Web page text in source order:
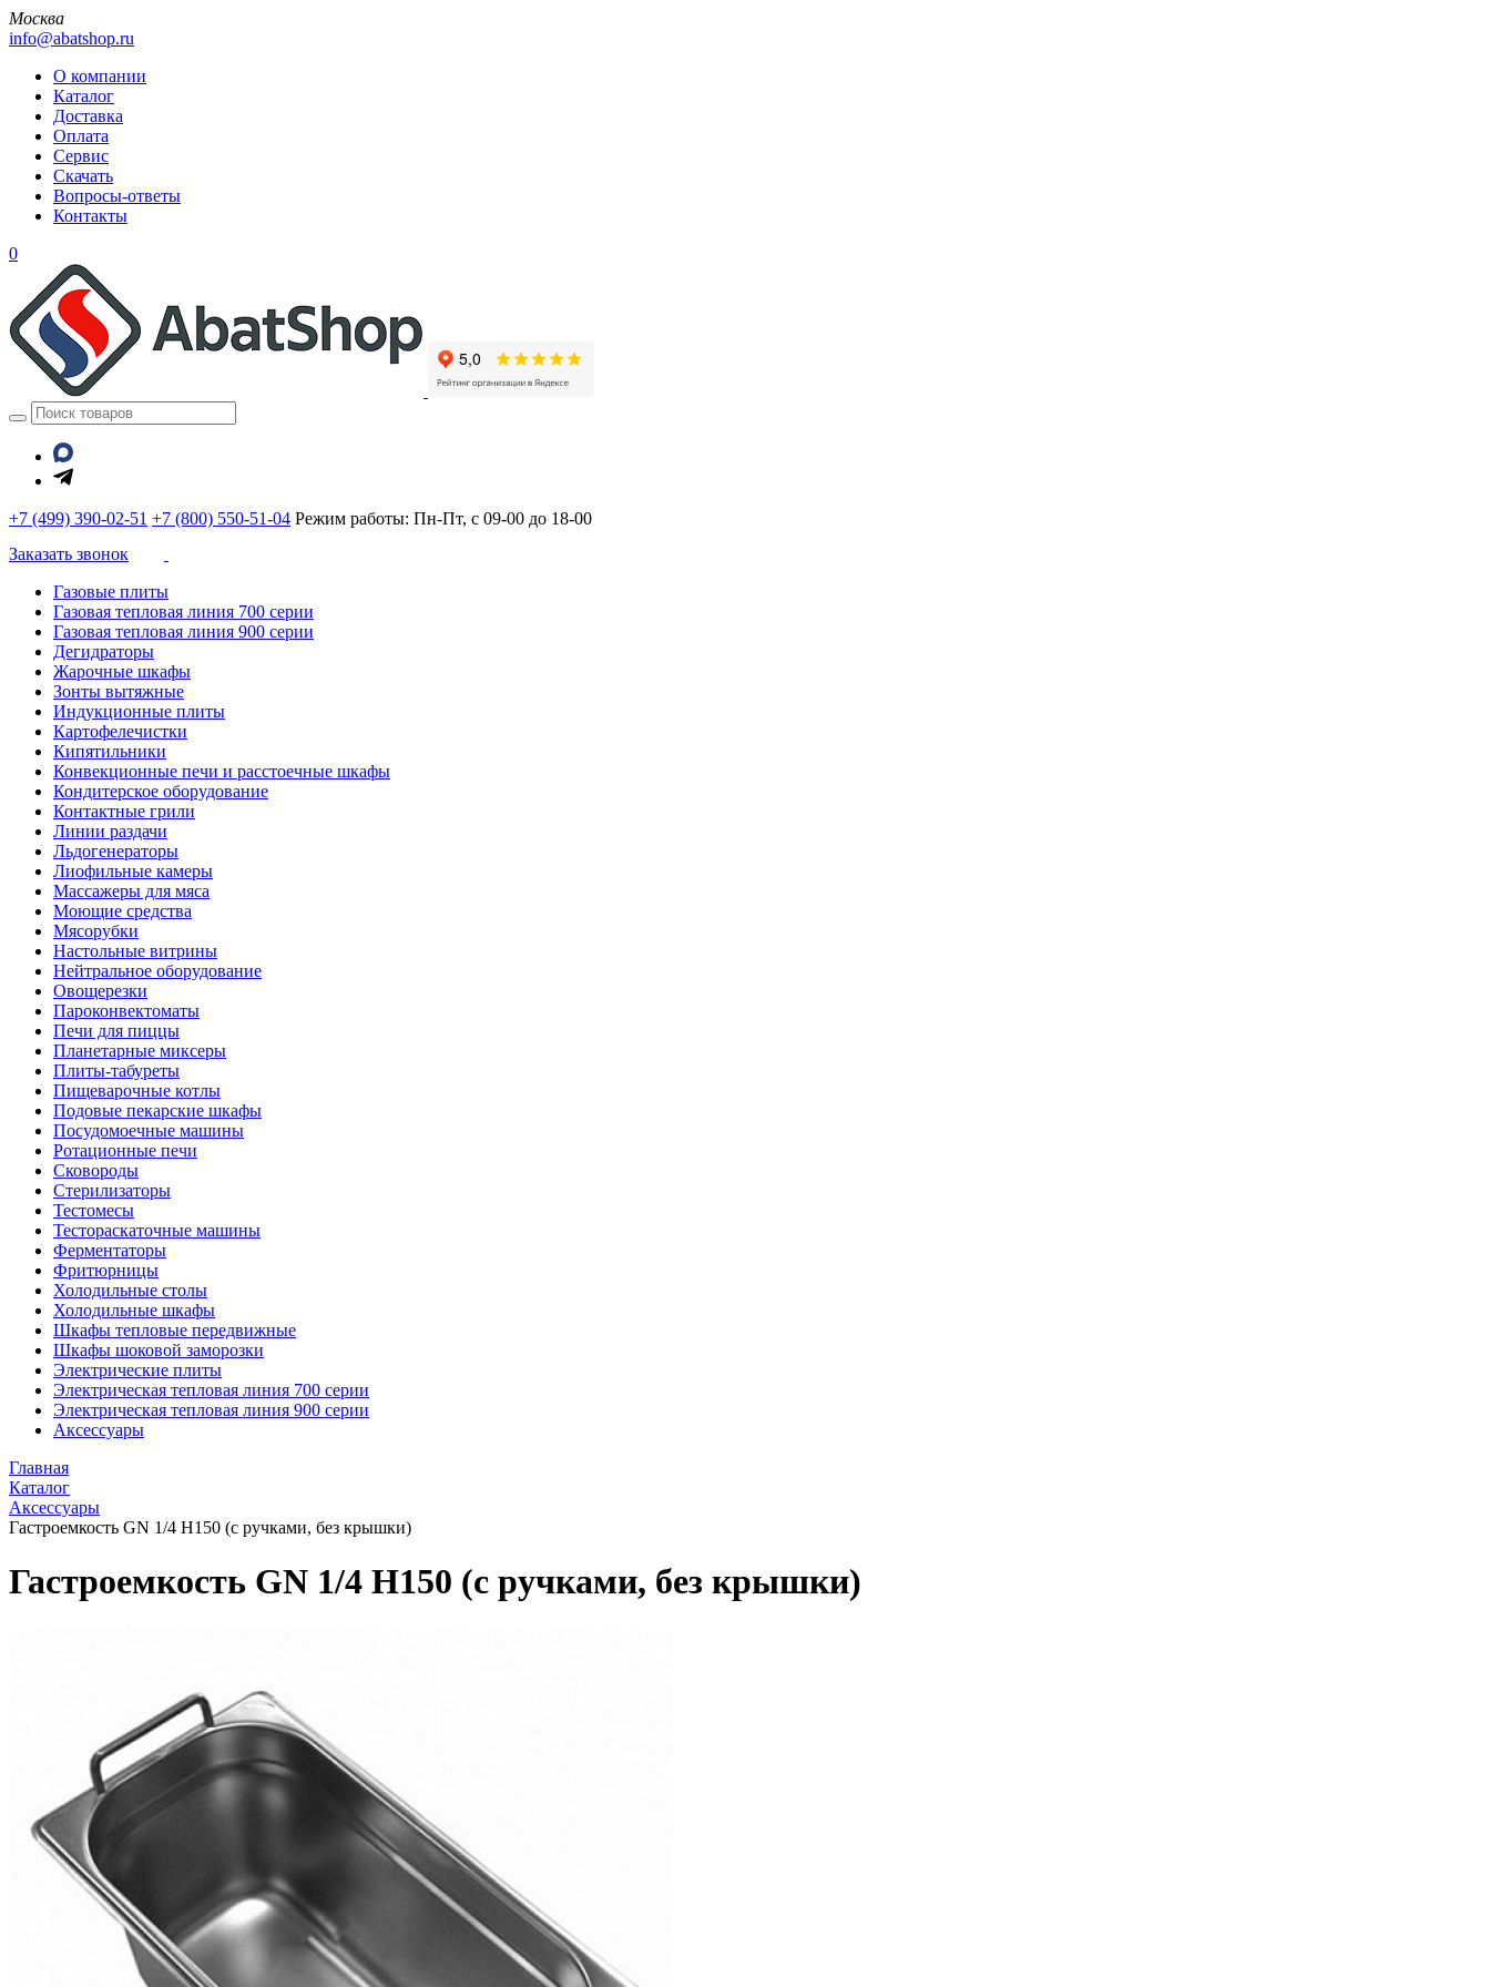
Москва
info@abatshop.ru
О компании
Каталог
Доставка
Оплата
Сервис
Скачать
Вопросы-ответы
Контакты
0
+7 (499) 390-02-51 +7 (800) 550-51-04 Режим работы: Пн-Пт, с 09-00 до 18-00
Заказать звонок
Газовые плиты
Газовая тепловая линия 700 серии
Газовая тепловая линия 900 серии
Дегидраторы
Жарочные шкафы
Зонты вытяжные
Индукционные плиты
Картофелечистки
Кипятильники
Конвекционные печи и расстоечные шкафы
Кондитерское оборудование
Контактные грили
Линии раздачи
Льдогенераторы
Лиофильные камеры
Массажеры для мяса
Моющие средства
Мясорубки
Настольные витрины
Нейтральное оборудование
Овощерезки
Пароконвектоматы
Печи для пиццы
Планетарные миксеры
Плиты-табуреты
Пищеварочные котлы
Подовые пекарские шкафы
Посудомоечные машины
Ротационные печи
Сковороды
Стерилизаторы
Тестомесы
Тестораскаточные машины
Ферментаторы
Фритюрницы
Холодильные столы
Холодильные шкафы
Шкафы тепловые передвижные
Шкафы шоковой заморозки
Электрические плиты
Электрическая тепловая линия 700 серии
Электрическая тепловая линия 900 серии
Аксессуары
Главная
Каталог
Аксессуары
Гастроемкость GN 1/4 Н150 (с ручками, без крышки)
Гастроемкость GN 1/4 Н150 (с ручками, без крышки)